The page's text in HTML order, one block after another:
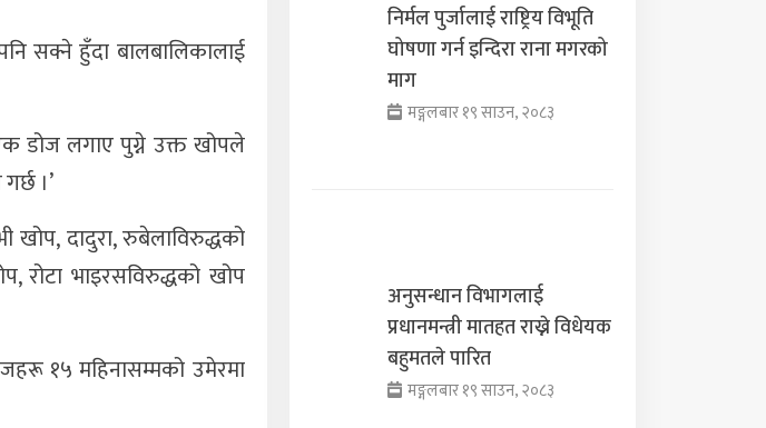
सक्ने हुँदा बालबालिकालाई
डोज लगाए पुग्ने उक्त खोपले
।’
खोप, दादुरा, रुबेलाविरुद्धको
रोटा भाइरसविरुद्धको खोप
१५ महिनासम्मको उमेरमा
निर्मल पुर्जालाई राष्ट्रिय विभूति
घोषणा गर्न इन्दिरा राना मगरको
माग
मङ्गलबार १९ साउन, २०८३
अनुसन्धान विभागलाई
प्रधानमन्त्री मातहत राख्ने विधेयक
बहुमतले पारित
मङ्गलबार १९ साउन, २०८३